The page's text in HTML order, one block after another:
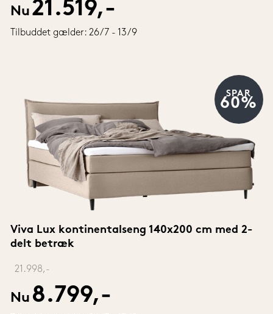
Nu 21.519,-
Tilbuddet gælder: 26/7 - 13/9
Viva Lux kontinentalseng 140x200 cm med 2-
delt betræk
21.998,-
Nu 8.799,-
SPAR
60%